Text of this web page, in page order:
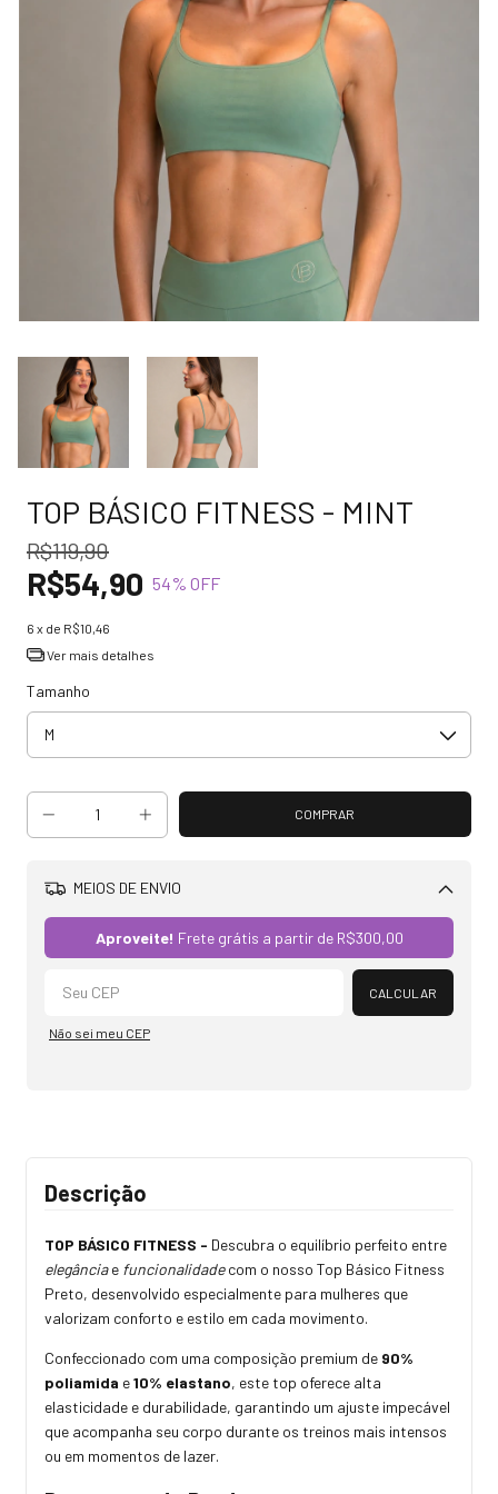
TOP BÁSICO FITNESS - MINT
R$119,90
R$54,90 54% OFF
6 x de R$10,46
Ver mais detalhes
Tamanho
MEIOS DE ENVIO
Aproveite! Frete grátis a partir de R$300,00
CALCULAR
Não sei meu CEP
Descrição
TOP BÁSICO FITNESS - Descubra o equilíbrio perfeito entre
elegânciae funcionalidadecom o nosso Top Básico Fitness
Preto, desenvolvido especialmente para mulheres que
valorizam conforto e estilo em cada movimento.
Confeccionado com uma composição premium de 90%
poliamida e10% elastano, este top oferece alta
elasticidade e durabilidade, garantindo um ajuste impecável
que acompanha seu corpo durante os treinos mais intensos
ou em momentos de lazer.